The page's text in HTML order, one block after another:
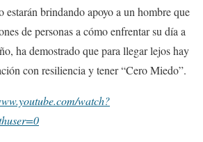
estarán brindando apoyo a un hombre que
de personas a cómo enfrentar su día a
ha demostrado que para llegar lejos hay
con resiliencia y tener “Cero Miedo”.
watch?